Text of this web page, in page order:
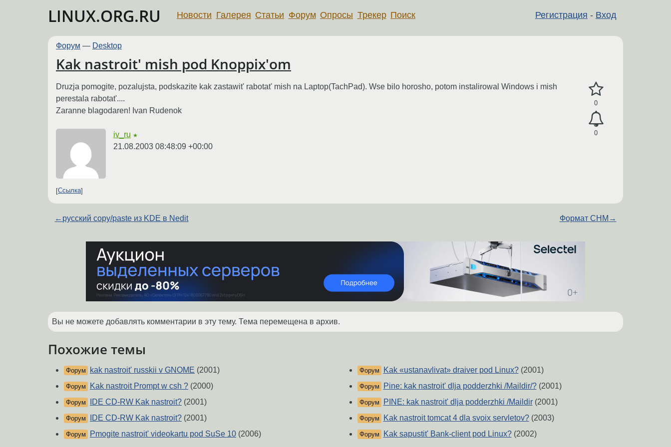
LINUX.ORG.RU Регистрация - Вход
Новости Галерея Статьи Форум Опросы Трекер Поиск
Форум — Desktop
Kak nastroit' mish pod Knoppix'om
0
0
Druzja pomogite, pozalujsta, podskazite kak zastawit' rabotat' mish na Laptop(TachPad). Wse bilo horosho, potom instalirowal Windows i mish
perestala rabotat'....
Zaranne blagodaren! Ivan Rudenok
iv_ru ★
21.08.2003 08:48:09 +00:00
Ссылка
← русский copy/paste из KDE в Nedit Формат CHM →
Вы не можете добавлять комментарии в эту тему. Тема перемещена в архив.
Похожие темы
Форум kak nastroit' russkii v GNOME (2001)
Форум Kak nastroit Prompt w csh ? (2000)
Форум IDE CD-RW Kak nastroit? (2001)
Форум IDE CD-RW Kak nastroit? (2001)
Форум Pmogite nastroit' videokartu pod SuSe 10 (2006)
Форум Kak «ustanavlivat» draiver pod Linux?(2001)
Форум Pine: kak nastroit' dlja podderzhki /Maildir/?(2001)
Форум PINE: kak nastroit' dlja podderzhki /Maildir(2001)
Форум Kak nastroit tomcat 4 dla svoix servletov?(2003)
Форум Kak sapustit' Bank-client pod Linux?(2002)